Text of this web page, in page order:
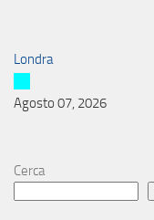
Londra
Agosto 07, 2026
Cerca